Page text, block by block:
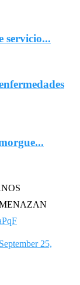
servicio...
September 25,